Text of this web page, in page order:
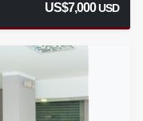
US$7,000USD